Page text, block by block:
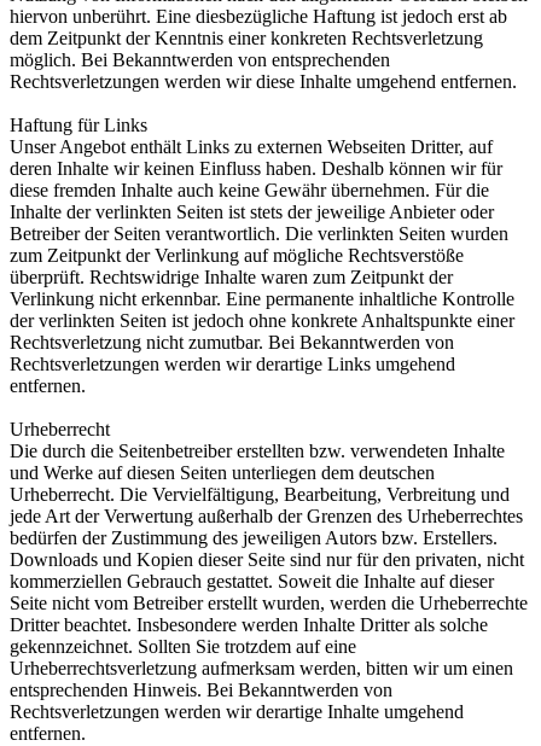
hiervon unberührt. Eine diesbezügliche Haftung ist jedoch erst ab
dem Zeitpunkt der Kenntnis einer konkreten Rechtsverletzung
möglich. Bei Bekanntwerden von entsprechenden
Rechtsverletzungen werden wir diese Inhalte umgehend entfernen.
Haftung für Links
Unser Angebot enthält Links zu externen Webseiten Dritter, auf
deren Inhalte wir keinen Einfluss haben. Deshalb können wir für
diese fremden Inhalte auch keine Gewähr übernehmen. Für die
Inhalte der verlinkten Seiten ist stets der jeweilige Anbieter oder
Betreiber der Seiten verantwortlich. Die verlinkten Seiten wurden
zum Zeitpunkt der Verlinkung auf mögliche Rechtsverstöße
überprüft. Rechtswidrige Inhalte waren zum Zeitpunkt der
Verlinkung nicht erkennbar. Eine permanente inhaltliche Kontrolle
der verlinkten Seiten ist jedoch ohne konkrete Anhaltspunkte einer
Rechtsverletzung nicht zumutbar. Bei Bekanntwerden von
Rechtsverletzungen werden wir derartige Links umgehend
entfernen.
Urheberrecht
Die durch die Seitenbetreiber erstellten bzw. verwendeten Inhalte
und Werke auf diesen Seiten unterliegen dem deutschen
Urheberrecht. Die Vervielfältigung, Bearbeitung, Verbreitung und
jede Art der Verwertung außerhalb der Grenzen des Urheberrechtes
bedürfen der Zustimmung des jeweiligen Autors bzw. Erstellers.
Downloads und Kopien dieser Seite sind nur für den privaten, nicht
kommerziellen Gebrauch gestattet. Soweit die Inhalte auf dieser
Seite nicht vom Betreiber erstellt wurden, werden die Urheberrechte
Dritter beachtet. Insbesondere werden Inhalte Dritter als solche
gekennzeichnet. Sollten Sie trotzdem auf eine
Urheberrechtsverletzung aufmerksam werden, bitten wir um einen
entsprechenden Hinweis. Bei Bekanntwerden von
Rechtsverletzungen werden wir derartige Inhalte umgehend
entfernen.